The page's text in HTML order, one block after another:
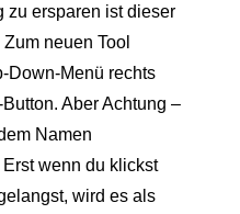
zu ersparen ist dieser
neuen Tool
Down-Menü rechts
Aber Achtung –
Namen
Erst wenn du klickst
wird es als